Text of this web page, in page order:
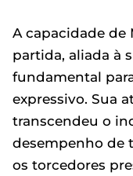
A capacidade
partida, aliada à
fundamental
expressivo. Sua
transcendeu o
desempenho de
os torcedores